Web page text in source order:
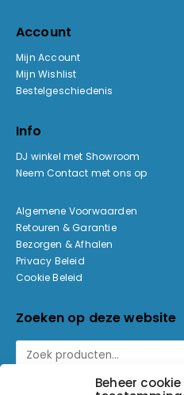
Beheer cookie
Account
Mijn Account
Mijn Wishlist
Bestelgeschiedenis
Info
DJ winkel met Showroom
Neem Contact met ons op
Algemene Voorwaarden
Retouren & Garantie
Bezorgen & Afhalen
Privacy Beleid
Cookie Beleid
Zoeken op deze website